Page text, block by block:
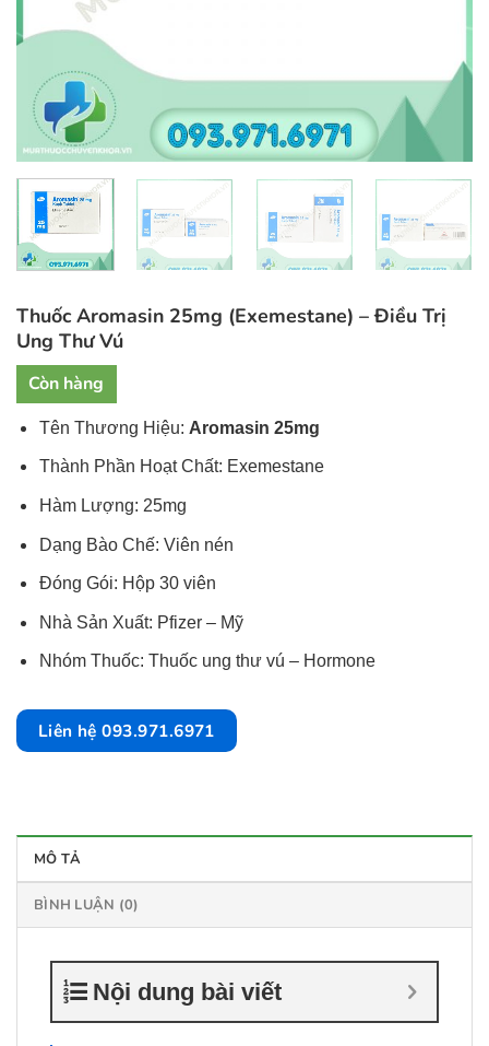
Thuốc Aromasin 25mg (Exemestane) – Điều Trị
Ung Thư Vú
Còn hàng
Tên Thương Hiệu: Aromasin 25mg
Thành Phần Hoạt Chất: Exemestane
Hàm Lượng: 25mg
Dạng Bào Chế: Viên nén
Đóng Gói: Hộp 30 viên
Nhà Sản Xuất: Pfizer – Mỹ
Nhóm Thuốc: Thuốc ung thư vú – Hormone
Liên hệ 093.971.6971
MÔ TẢ
BÌNH LUẬN (0)
Nội dung bài viết